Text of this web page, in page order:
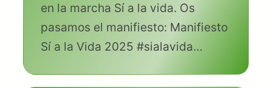
en la marcha Sí a la vida. Os
pasamos el manifiesto: Manifiesto
Sí a la Vida 2025 #sialavida…